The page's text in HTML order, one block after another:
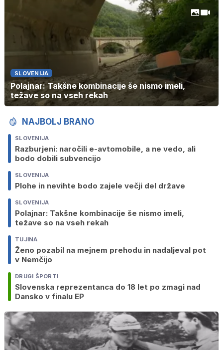
SLOVENIJA
Polajnar: Takšne kombinacije še nismo imeli,
težave so na vseh rekah
NAJBOLJ BRANO
SLOVENIJA
Razburjeni: naročili e-avtomobile, a ne vedo, ali
bodo dobili subvencijo
SLOVENIJA
Plohe in nevihte bodo zajele večji del države
SLOVENIJA
Polajnar: Takšne kombinacije še nismo imeli,
težave so na vseh rekah
TUJINA
Ženo pozabil na mejnem prehodu in nadaljeval pot
v Nemčijo
DRUGI ŠPORTI
Slovenska reprezentanca do 18 let po zmagi nad
Dansko v finalu EP